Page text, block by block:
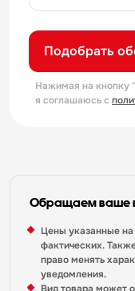
Подобрать
Нажимая на кнопку
я соглашаюсь с
Обращаем ваше
Цены указанные на
фактических.
право менять
уведомления.